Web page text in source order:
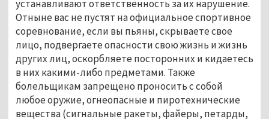
устанавливают ответственность за их нарушение.
Отныне вас не пустят на официальное спортивное
соревнование, если вы пьяны, скрываете свое
лицо, подвергаете опасности свою жизнь и жизнь
других лиц, оскорбляете посторонних и кидаетесь
в них какими-либо предметами. Также
болельщикам запрещено проносить с собой
любое оружие, огнеопасные и пиротехнические
вещества (сигнальные ракеты, файеры, петарды,